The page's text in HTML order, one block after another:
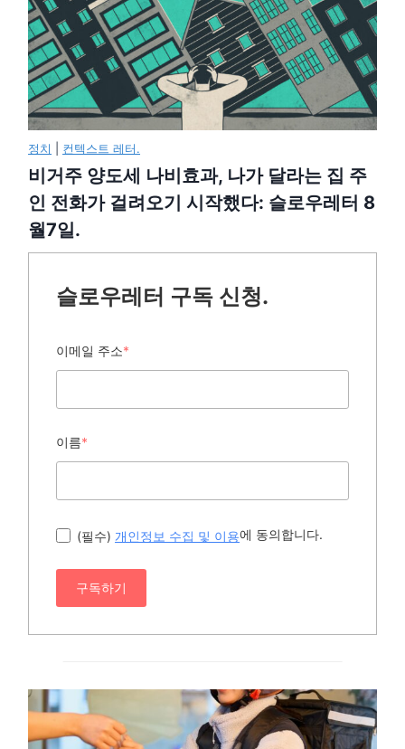
정치 컨텍스트 레터.
비거주 양도세 나비효과, 나가 달라는 집 주
인 전화가 걸려오기 시작했다: 슬로우레터 8
월7일.
슬로우레터 구독 신청.
이메일 주소*
이름*
(필수) 개인정보 수집 및 이용에 동의합니다.
구독하기